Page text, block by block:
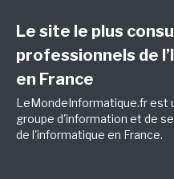
Le site le plus
professionnels de
en France
LeMondeInformatique.fr est
groupe d'information et de
de l'informatique en France.